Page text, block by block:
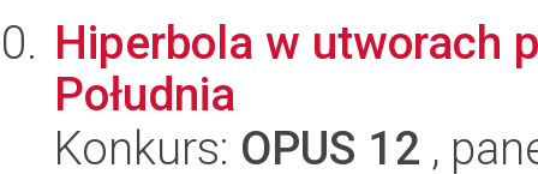
Hiperbola w utworach
Południa
Konkurs: OPUS 12 ,